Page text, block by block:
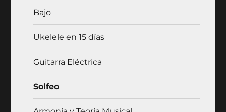
Bajo
Ukelele en 15 días
Guitarra Eléctrica
Solfeo